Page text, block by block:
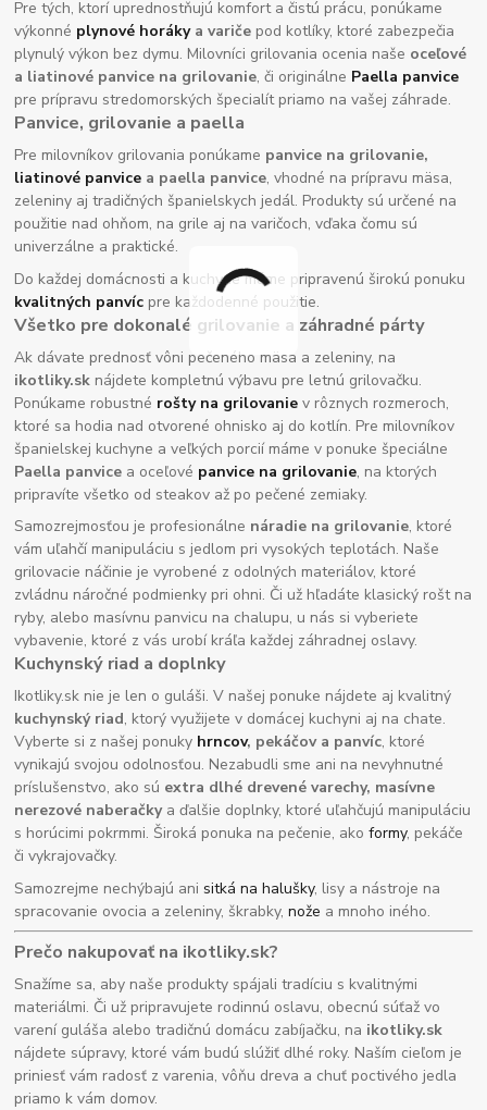
Pre tých, ktorí uprednostňujú komfort a čistú prácu, ponúkame
výkonné plynové horákya variče pod kotlíky, ktoré zabezpečia
plynulý výkon bez dymu. Milovníci grilovania ocenia naše oceľové
a liatinové panvice na grilovanie, či originálne Paella panvice
pre prípravu stredomorských špecialít priamo na vašej záhrade.
Panvice, grilovanie a paella
Pre milovníkov grilovania ponúkame panvice na grilovanie,
liatinové panvice a paella panvice, vhodné na prípravu mäsa,
zeleniny aj tradičných španielskych jedál. Produkty sú určené na
použitie nad ohňom, na grile aj na varičoch, vďaka čomu sú
univerzálne a praktické.
Do každej domácnosti a kuchyne máme pripravenú širokú ponuku
kvalitných panvíc pre každodenné použitie.
Všetko pre dokonalé grilovanie a záhradné párty
Ak dávate prednosť vôni pečeného mäsa a zeleniny, na
ikotliky.sk nájdete kompletnú výbavu pre letnú grilovačku.
Ponúkame robustné rošty na grilovanie v rôznych rozmeroch,
ktoré sa hodia nad otvorené ohnisko aj do kotlín. Pre milovníkov
španielskej kuchyne a veľkých porcií máme v ponuke špeciálne
Paella panvice a oceľové panvice na grilovanie, na ktorých
pripravíte všetko od steakov až po pečené zemiaky.
Samozrejmosťou je profesionálne náradie na grilovanie, ktoré
vám uľahčí manipuláciu s jedlom pri vysokých teplotách. Naše
grilovacie náčinie je vyrobené z odolných materiálov, ktoré
zvládnu náročné podmienky pri ohni. Či už hľadáte klasický rošt na
ryby, alebo masívnu panvicu na chalupu, u nás si vyberiete
vybavenie, ktoré z vás urobí kráľa každej záhradnej oslavy.
Kuchynský riad a doplnky
Ikotliky.sk nie je len o guláši. V našej ponuke nájdete aj kvalitný
kuchynský riad, ktorý využijete v domácej kuchyni aj na chate.
Vyberte si z našej ponuky hrncov, pekáčov a panvíc, ktoré
vynikajú svojou odolnosťou. Nezabudli sme ani na nevyhnutné
príslušenstvo, ako sú extra dlhé drevené varechy, masívne
nerezové naberačkya ďalšie doplnky, ktoré uľahčujú manipuláciu
s horúcimi pokrmmi. Široká ponuka na pečenie, akoformy, pekáče
či vykrajovačky.
Samozrejme nechýbajú anisitká na halušky, lisy a nástroje na
spracovanie ovocia a zeleniny, škrabky,nože a mnoho iného.
Prečo nakupovať na ikotliky.sk?
Snažíme sa, aby naše produkty spájali tradíciu s kvalitnými
materiálmi. Či už pripravujete rodinnú oslavu, obecnú súťaž vo
varení guláša alebo tradičnú domácu zabíjačku, na ikotliky.sk
nájdete súpravy, ktoré vám budú slúžiť dlhé roky. Naším cieľom je
priniesť vám radosť z varenia, vôňu dreva a chuť poctivého jedla
priamo k vám domov.